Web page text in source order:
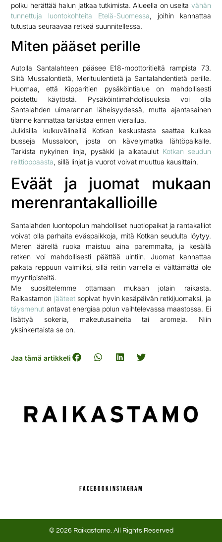
polku herättää halun jatkaa tutkimista. Alueella on useita vähän
tunnettuja luontokohteita Etelä-Suomessa, joihin kannattaa
tutustua seuraavaa retkeä suunnitellessa.
Miten pääset perille
Autolla Santalahteen pääsee E18-moottoritieltä rampista 73.
Siitä Mussalontietä, Merituulentietä ja Santalahdentietä perille.
Huomaa, että Kipparitien pysäköintialue on mahdollisesti
poistettu käytöstä. Pysäköintimahdollisuuksia voi olla
Santalahden uimarannan läheisyydessä, mutta ajantasainen
tilanne kannattaa tarkistaa ennen vierailua.
Julkisilla kulkuvälineillä Kotkan keskustasta saattaa kulkea
busseja Mussaloon, josta on kävelymatka lähtöpaikalle.
Tarkista nykyinen linja, pysäkki ja aikataulut Kotkan seudun
reittioppaasta, sillä linjat ja vuorot voivat muuttua kausittain.
Eväät ja juomat mukaan
merenrantakallioille
Santalahden luontopolun mahdolliset nuotiopaikat ja rantakalliot
voivat olla parhaita eväspaikkoja, mitä Kotkan seudulta löytyy.
Meren äärellä ruoka maistuu aina paremmalta, ja kesällä
retken voi mahdollisesti päättää uintiin. Juomat kannattaa
pakata reppuun valmiiksi, sillä reitin varrella ei välttämättä ole
myyntipisteitä.
Me suosittelemme ottamaan mukaan jotain raikasta.
Raikastamon jääteetsopivat hyvin kesäpäivän retkijuomaksi, ja
täysmehut antavat energiaa polun vaihtelevassa maastossa. Ei
lisättyä sokeria, makeutusaineita tai aromeja. Niin
yksinkertaista se on.
Jaa tämä artikkeli
FACEBOOKINSTAGRAM
© 2026 Raikastamo. All Rights Reserved